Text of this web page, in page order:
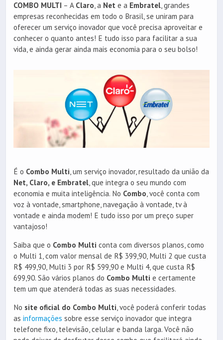
COMBO MULTI – A Claro, a Net e a Embratel, grandes
empresas reconhecidas em todo o Brasil, se uniram para
oferecer um serviço inovador que você precisa aproveitar e
conhecer o quanto antes! E tudo isso para facilitar a sua
vida, e ainda gerar ainda mais economia para o seu bolso!
É o Combo Multi , um serviço inovador, resultado da união da
Net, Claro, e Embratel , que integra o seu mundo com
economia e muita inteligência. No Combo , você conta com
voz à vontade, smartphone, navegação à vontade, tv à
vontade e ainda modem! E tudo isso por um preço super
vantajoso!
Saiba que o Combo Multi conta com diversos planos, como
o Multi 1, com valor mensal de R$ 399,90, Multi 2 que custa
R$ 499,90, Multi 3 por R$ 599,90 e Multi 4, que custa R$
699,90. São vários planos do Combo Multi e certamente
tem um que atenderá todas as suas necessidades.
No site oficial do Combo Multi, você poderá conferir todas
as informações sobre esse serviço inovador que integra
telefone fixo, televisão, celular e banda larga. Você não